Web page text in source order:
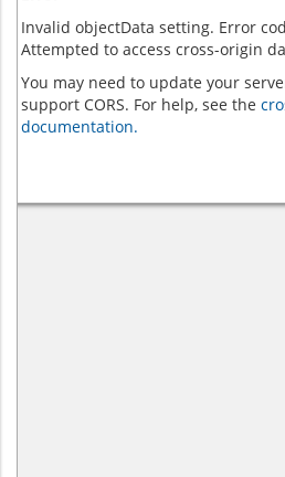
Invalid objectData setting. Error
Attempted to access cross-origin
You may need to update your
support CORS. For help, see the
documentation.